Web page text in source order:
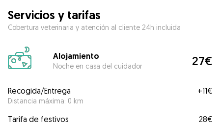
Servicios y tarifas
Cobertura veterinaria y atención al cliente 24h incluida
Alojamiento
Noche en casa del cuidador 27€
Recogida/Entrega
Distancia máxima: 0 km
+11€
Tarifa de festivos
28€